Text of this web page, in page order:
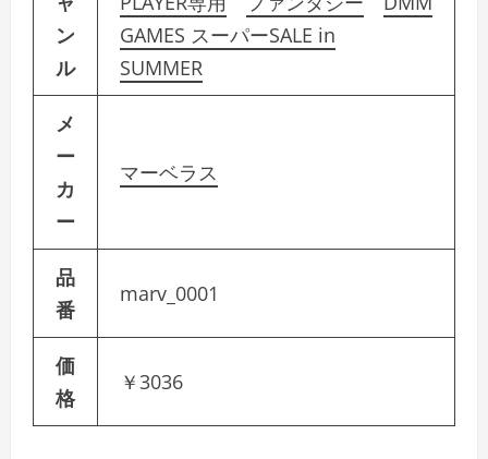
ン
ル
GAMES スーパーSALE in
SUMMER
メ
ー
カ
ー
マーベラス
品
番
marv_0001
価
格
￥3036